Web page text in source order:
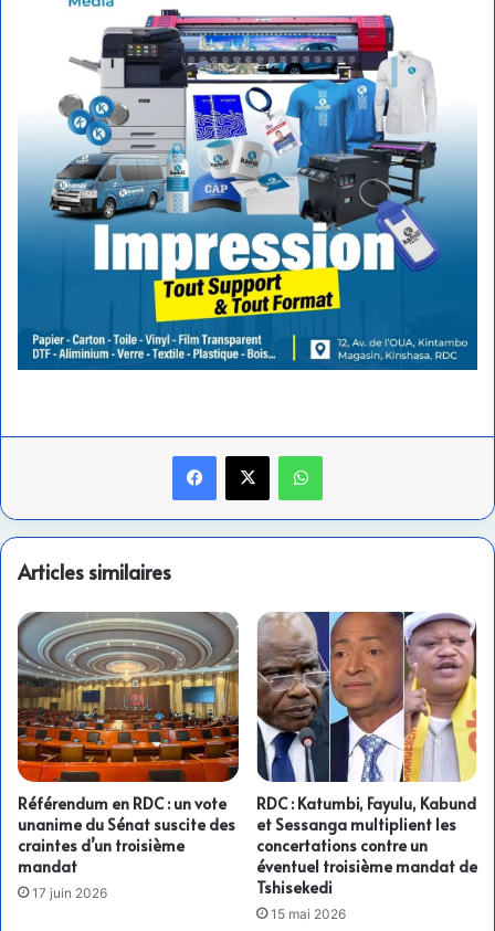
Facebook
X WhatsApp
Articles similaires
Référendum en RDC : un vote
unanime du Sénat suscite des
craintes d’un troisième
mandat
17 juin 2026
RDC : Katumbi, Fayulu, Kabund
et Sessanga multiplient les
concertations contre un
éventuel troisième mandat de
Tshisekedi
15 mai 2026